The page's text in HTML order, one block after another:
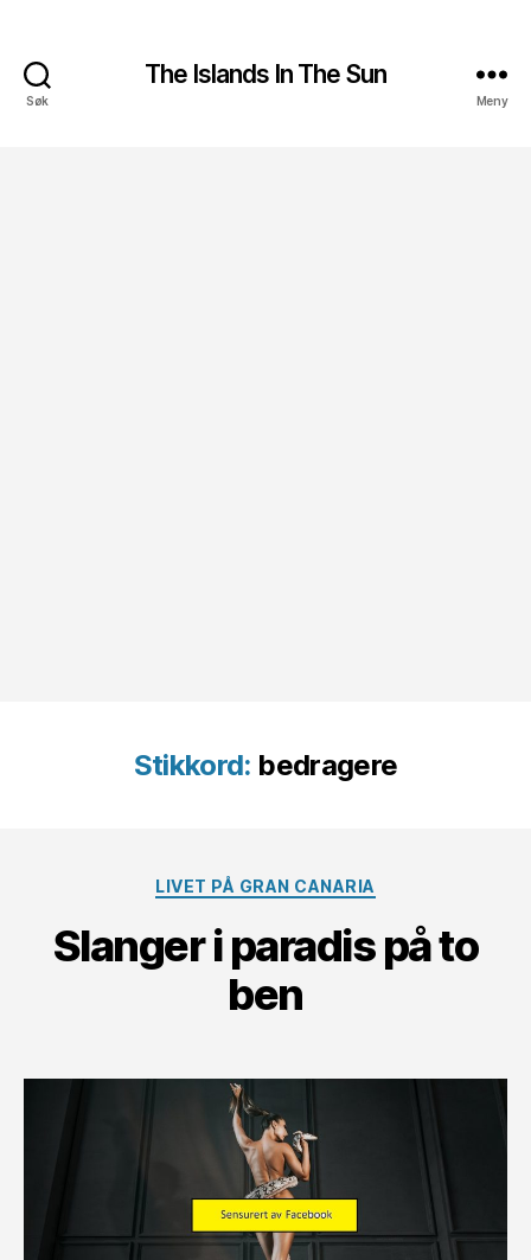
Søk
The Islands In The Sun
Meny
Stikkord: bedragere
Kategorier
LIVET PÅ GRAN CANARIA
Slanger i paradis på to
ben